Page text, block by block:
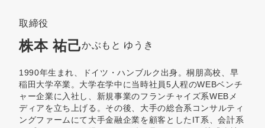
取締役
株本 祐己かぶもと ゆうき
1990年生まれ、ドイツ・ハンブルク出身。桐朋高校、早
稲田大学卒業。大学在学中に当時社員5人程のWEBベンチ
ャー企業に入社し、新規事業のフランチャイズ系WEBメ
ディアを立ち上げる。その後、大手の総合系コンサルティ
ングファームにて大手金融企業を顧客としたIT系、会計系